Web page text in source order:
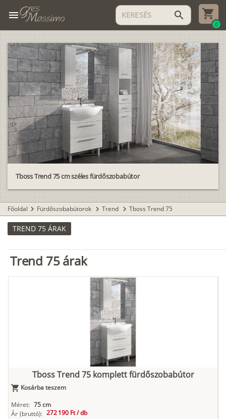
menu search
0
Tboss Trend 75 cm széles fürdőszobabútor
Főoldal chevron_right Fürdőszobabútorok chevron_right Trend chevron_right Tboss Trend 75
TREND 75 ÁRAK
Trend 75 árak
Tboss Trend 75 komplett fürdőszobabútor
Kosárba teszem
Méret: 75 cm
Ár (bruttó): 272 190 Ft /db